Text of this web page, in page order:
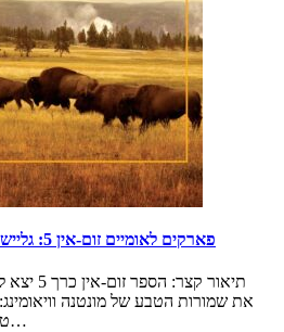
פארקים לאומיים זום-אין 5: גליישר, ילוסטון, גרנד טיטון
תיאור קצר:
את שמורות הטבע של מונטנה וויאומינג:
טיטון נוסעים לפארקים…